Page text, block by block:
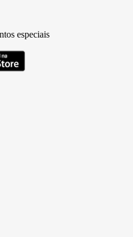
especiais